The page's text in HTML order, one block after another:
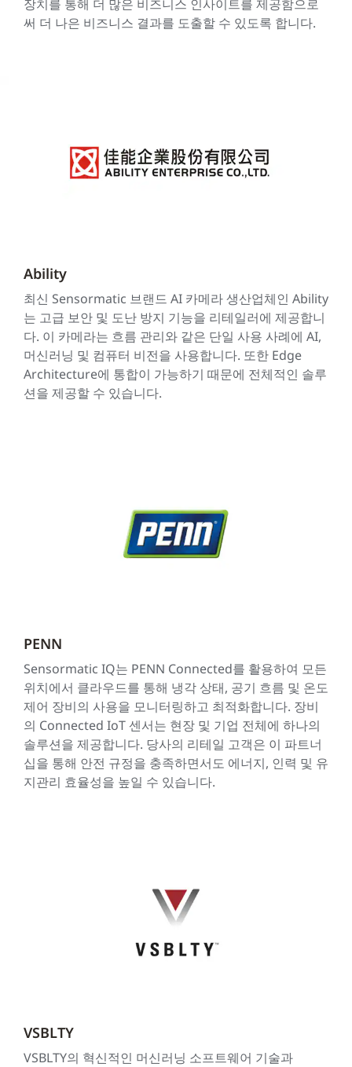
장치를 통해 더 많은 비즈니스 인사이트를 제공함으로
써 더 나은 비즈니스 결과를 도출할 수 있도록 합니다.
Ability
최신 Sensormatic 브랜드 AI 카메라 생산업체인 Ability
는 고급 보안 및 도난 방지 기능을 리테일러에 제공합니
다. 이 카메라는 흐름 관리와 같은 단일 사용 사례에 AI,
머신러닝 및 컴퓨터 비전을 사용합니다. 또한 Edge
Architecture에 통합이 가능하기 때문에 전체적인 솔루
션을 제공할 수 있습니다.
PENN
Sensormatic IQ는 PENN Connected를 활용하여 모든
위치에서 클라우드를 통해 냉각 상태, 공기 흐름 및 온도
제어 장비의 사용을 모니터링하고 최적화합니다. 장비
의 Connected IoT 센서는 현장 및 기업 전체에 하나의
솔루션을 제공합니다. 당사의 리테일 고객은 이 파트너
십을 통해 안전 규정을 충족하면서도 에너지, 인력 및 유
지관리 효율성을 높일 수 있습니다.
VSBLTY
VSBLTY의 혁신적인 머신러닝 소프트웨어 기술과